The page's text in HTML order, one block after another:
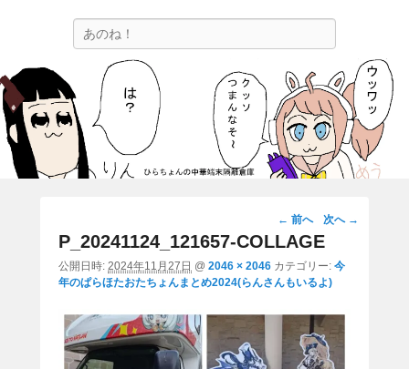
ひらちょんの中華端末隔離倉庫
ほたがページ上部にある検索バーを消してくれたサイトです。
画
像
ビ
ー
シ
ョ
← 前へ 次へ →
P_20241124_121657-COLLAGE
公開日時: 2024年11月27日 @ 2046 × 2046 カテゴリー: 今
年のぱらほたおたちょんまとめ2024(らんさんもいるよ)